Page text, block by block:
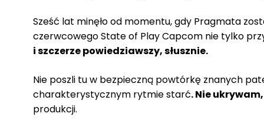
Sześć lat minęło od momentu, gdy Pragmata
czerwcowego State of Play Capcom nie tylko
i szczerze powiedziawszy, słusznie.
Nie poszli tu w bezpieczną powtórkę znanych
charakterystycznym rytmie starć. Nie
produkcji.